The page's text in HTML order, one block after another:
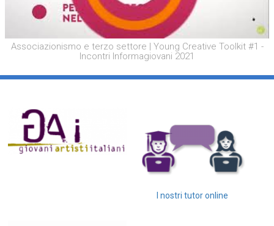
Associazionismo e terzo settore | Young Creative Toolkit #1 -
Incontri Informagiovani 2021
I nostri tutor online